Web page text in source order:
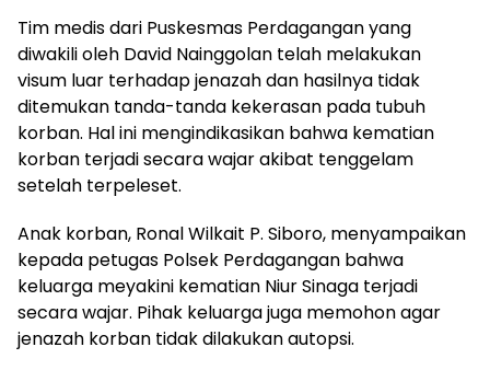
Tim medis dari Puskesmas Perdagangan yang
diwakili oleh David Nainggolan telah melakukan
visum luar terhadap jenazah dan hasilnya tidak
ditemukan tanda-tanda kekerasan pada tubuh
korban. Hal ini mengindikasikan bahwa kematian
korban terjadi secara wajar akibat tenggelam
setelah terpeleset.
Anak korban, Ronal Wilkait P. Siboro, menyampaikan
kepada petugas Polsek Perdagangan bahwa
keluarga meyakini kematian Niur Sinaga terjadi
secara wajar. Pihak keluarga juga memohon agar
jenazah korban tidak dilakukan autopsi.